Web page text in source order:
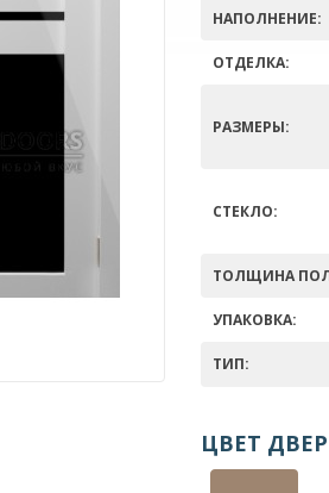
НАПОЛНЕНИЕ:
ОТДЕЛКА:
РАЗМЕРЫ:
СТЕКЛО:
ТОЛЩИНА
УПАКОВКА:
ТИП:
ЦВЕТ